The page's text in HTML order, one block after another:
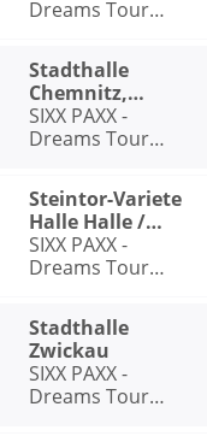
Dreams Tour
Stadthalle
Chemnitz,
Stadthallen-Saal
SIXX PAXX -
Dreams Tour
Steintor-Variete
Halle Halle /
Saale
SIXX PAXX -
Dreams Tour
Stadthalle
Zwickau
SIXX PAXX -
Dreams Tour